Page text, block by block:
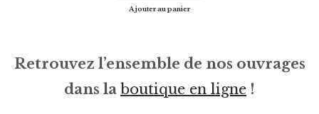
Ajouter au panier
Retrouvez l’ensemble de nos ouvrages
dans la boutique en ligne !